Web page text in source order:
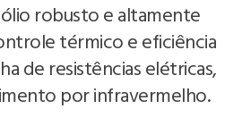
robusto e altamente
térmico e eficiência
de resistências elétricas,
por infravermelho.